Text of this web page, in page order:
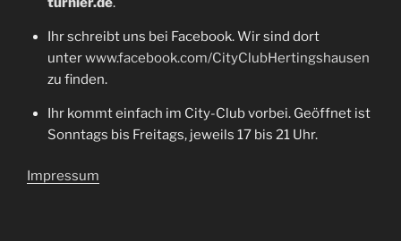
Ihr schreibt uns bei Facebook. Wir sind dort
unterwww.facebook.com/CityClubHertingshausen
zu finden.
Ihr kommt einfach im City-Club vorbei. Geöffnet ist
Sonntags bis Freitags, jeweils 17 bis 21 Uhr.
Impressum